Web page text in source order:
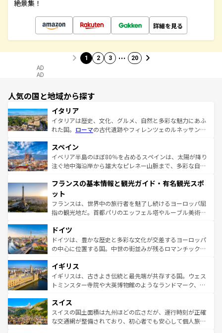
絶景集！
詳細を見る
1 2 3 … 20
AD
AD
人気の国と地域から探す
イタリア
イタリアは歴史、文化、グルメ、自然と多彩な魅力にあふ
れた国。 ローマの古代遺跡やフィレンツェのルネッサンス
ろん、トスカーナの美しい田園風景やアマルフィ海岸の絶
景など、自然景観も見逃せない。観光の合間には、本場の
ピザやパスタなど、絶品のイタリア料理を堪能することも
ませてくれるイタリアで、忘れられない旅をしてみよう！
なお、新着のイタリア情報は
しい。
スペイン
イベリア半島のほぼ80％を占めるスペインは、太陽が降り
注ぐ地中海沿岸から雄大なピレネー山脈まで、多彩な自然
文化が根付くこの国では、情熱的なフラメンコ、熱気あふ
れる闘牛、そして美味しいタパスが生活の一部となってい
る。首都マドリードの洗練された雰囲気や、バルセロナの
アートに溢れた街角から、地方では古代ローマ遺跡や中世
せる。地方によって風土や気候が異なるスペインはその個
性で訪れる人を魅了する。 なお、新着のスペイン情報は コ
ンテンツ一覧を参照してほしい。
フランスの基本情報と観光ガイド・有名観光スポ
ット
フランスは、世界中の旅行者を魅了し続けるヨーロッパ屈
指の観光地だ。首都パリのエッフェル塔やルーブル美術館
で、幅広い魅力が詰まっている。華麗な宮殿、歴史的な大
聖堂、美しいビーチ、そして豊かな自然が、訪れる者を心
から魅了する。また、フランスは美食の国としても知ら
いる。シャンパンの発祥地であるランス、プロヴァンスの
香り高いラベンダー畑など、多彩な楽しみ方が可能だ。さ
らに、パリ以外の地域にも魅力が溢れており、どの街角に
れる地方に足を運ぶとそれぞれで全く異なる文化を体験で
きるだろう。 なお、新着のフランス情報はコンテンツ一覧
を参照してほしい。
ドイツ
ドイツは、豊かな歴史と多彩な文化が交差するヨーロッパ
の中心に位置する国。中世の街並みが残るロマンチック街
顔を持つこの国は、どこを歩いても飽きることがない。ベ
ルリンの文化的活気、バイエルン州のアルプスの絶景、そ
してライン川沿いのワイン畑といった風景は必見。ビール
は、お酒好きな人にはぜひ体験してほしい。 なお、新着の
ドイツ情報はコンテンツ一覧を参照してほしい。
イギリス
イギリスは、古きよき伝統と最先端が共存する国。ウェス
トミンスター寺院や大英博物館のようなランドマーク、歴
リアごとに異なる魅力がある。また、優雅なアフタヌーン
ティー、ビール好きにはたまらない英国パブ、サッカー観
戦など、本場だからこそできる体験も豊富。イギリスを旅
スイス
スイスの国土面積は九州ほどの広さだが、運行時刻が正確
な交通網が整備されており、初心者でも安心して個人旅行